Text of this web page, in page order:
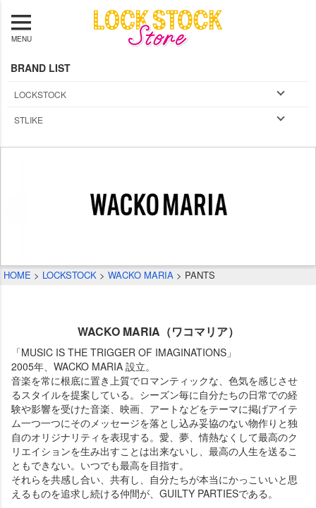
MENU
BRAND LIST
LOCKSTOCK
STLIKE
HOME LOCKSTOCK WACKO MARIA PANTS
WACKO MARIA（ワコマリア）
「MUSIC IS THE TRIGGER OF IMAGINATIONS」
2005年、WACKO MARIA 設立。
音楽を常に根底に置き上質でロマンティックな、色気を感じさせ
るスタイルを提案している。シーズン毎に自分たちの日常での経
験や影響を受けた音楽、映画、アートなどをテーマに掲げアイテ
ム一つ一つにそのメッセージを落とし込み妥協のない物作りと独
自のオリジナリティを表現する。愛、夢、情熱なくして最高のク
リエイションを生み出すことは出来ないし、最高の人生を送るこ
ともできない。いつでも最高を目指す。
それらを共感し合い、共有し、自分たちが本当にかっこいいと思
えるものを追求し続ける仲間が、GUILTY PARTIESである。